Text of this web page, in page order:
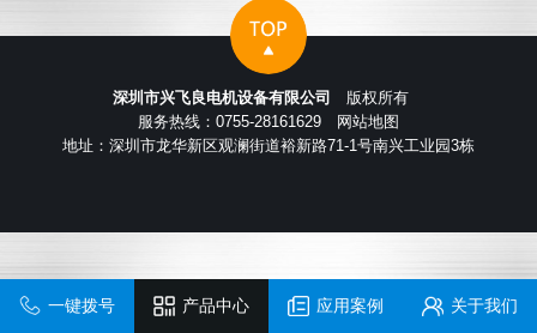
深圳市兴飞良电机设备有限公司 版权所有
服务热线：0755-28161629
网站地图
地址：深圳市龙华新区观澜街道裕新路71-1号南兴工业园3栋
一键拨号 产品中心 应用案例 关于我们